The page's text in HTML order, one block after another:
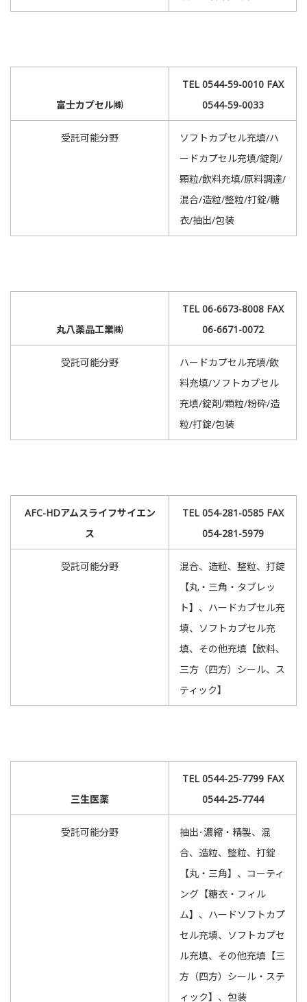
富士カプセル㈱
TEL 0544-59-0010 FAX
0544-59-0033
受託可能分野
ソフトカプセル充填/ハ
ードカプセル充填/錠剤/
顆粒/飲料充填/原料調達/
混合/造粒/整粒/打錠/糖
衣/抽出/包装
丸八薬品工業㈱
TEL 06-6673-8008 FAX
06-6671-0072
受託可能分野
ハードカプセル充填/飲
料充填/ソフトカプセル
充填/錠剤/顆粒/粉砕/造
粒/打錠/包装
AFC-HDアムスライフサイエン
ス
TEL 054-281-0585 FAX
054-281-5979
受託可能分野
混合、造粒、整粒、打錠
【丸・三角・タブレッ
ト】、ハードカプセル充
填、ソフトカプセル充
填、その他充填【飲料、
三方（四方）シール、ス
ティック】
三生医薬
TEL 0544-25-7799 FAX
0544-25-7744
受託可能分野
抽出･濃縮・精製、混
合、造粒、整粒、打錠
【丸・三角】、コーティ
ング【糖衣・フィル
ム】、ハードソフトカプ
セル充填、ソフトカプセ
ル充填、その他充填【三
方（四方）シール・ステ
ィック】、包装